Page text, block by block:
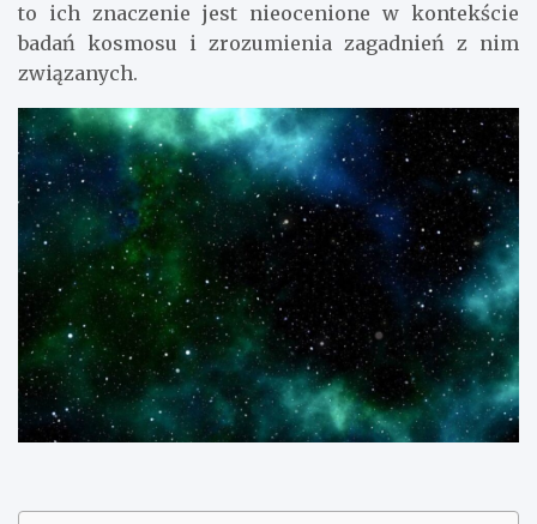
to ich znaczenie jest nieocenione w kontekście
badań kosmosu i zrozumienia zagadnień z nim
związanych.